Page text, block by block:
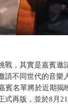
戰，其實是嘉賓
請不同世代的音
賓名單將於近期
再版，並於8月